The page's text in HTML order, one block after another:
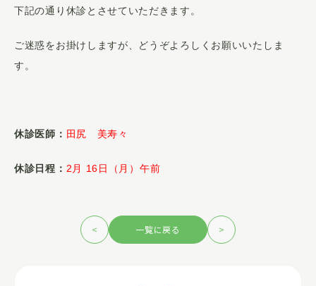
医師紹介
下記の通り休診とさせていただきます。
ご迷惑をお掛けしますが、どうぞよろしくお願いいたしま
す。
休診医師： 田尻 美寿々
休診日程： 2月 16日（月）午前
< 一覧に戻る >